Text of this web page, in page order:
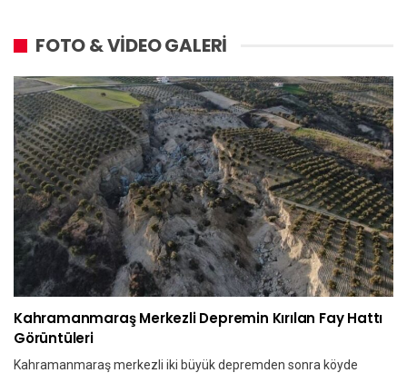
FOTO & VİDEO GALERİ
Kahramanmaraş Merkezli Depremin Kırılan Fay Hattı
Görüntüleri
Kahramanmaraş merkezli iki büyük depremden sonra köyde